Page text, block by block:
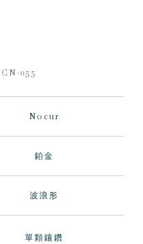
055
Nocur
鉑金
波浪形
單顆鑲鑽